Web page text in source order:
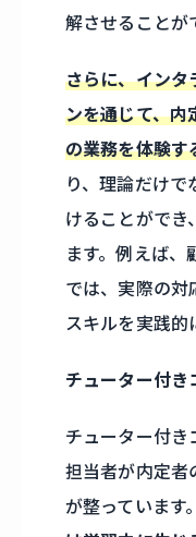
解させることが
さらに、インタ
ンを通じて、内
の業務を体験す
り、理論だけ
けることができ
ます。例えば
では、実際の対
スキルを実践的
チューター付き
チューター付き
担当者が内定者
が整っています。